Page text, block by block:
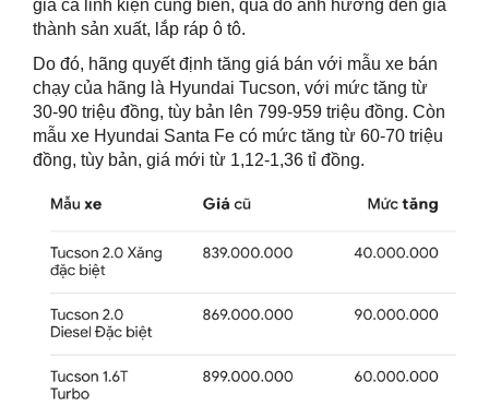
giá cả linh kiện cũng biến, qua đó ảnh hưởng đến giá
thành sản xuất, lắp ráp ô tô.
Do đó, hãng quyết định tăng giá bán với mẫu xe bán
chạy của hãng là Hyundai Tucson, với mức tăng từ
30-90 triệu đồng, tùy bản lên 799-959 triệu đồng. Còn
mẫu xe Hyundai Santa Fe có mức tăng từ 60-70 triệu
đồng, tùy bản, giá mới từ 1,12-1,36 tỉ đồng.